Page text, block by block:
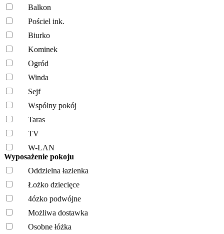
Balkon
Pościel ink.
Biurko
Kominek
Ogród
Winda
Sejf
Wspólny pokój
Taras
TV
W-LAN
Wyposażenie pokoju
Oddzielna łazienka
Łożko dziecięce
4ózko podwójne
Możliwa dostawka
Osobne łóżka